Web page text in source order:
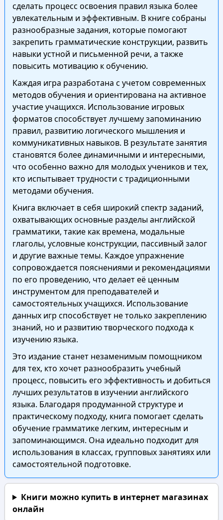
сделать процесс освоения правил языка более
увлекательным и эффективным. В книге собраны
разнообразные задания, которые помогают
закрепить грамматические конструкции, развить
навыки устной и письменной речи, а также
повысить мотивацию к обучению.
Каждая игра разработана с учетом современных
методов обучения и ориентирована на активное
участие учащихся. Использование игровых
форматов способствует лучшему запоминанию
правил, развитию логического мышления и
коммуникативных навыков. В результате занятия
становятся более динамичными и интересными,
что особенно важно для молодых учеников и тех,
кто испытывает трудности с традиционными
методами обучения.
Книга включает в себя широкий спектр заданий,
охватывающих основные разделы английской
грамматики, такие как времена, модальные
глаголы, условные конструкции, пассивный залог
и другие важные темы. Каждое упражнение
сопровождается пояснениями и рекомендациями
по его проведению, что делает её ценным
инструментом для преподавателей и
самостоятельных учащихся. Использование
данных игр способствует не только закреплению
знаний, но и развитию творческого подхода к
изучению языка.
Это издание станет незаменимым помощником
для тех, кто хочет разнообразить учебный
процесс, повысить его эффективность и добиться
лучших результатов в изучении английского
языка. Благодаря продуманной структуре и
практическому подходу, книга помогает сделать
обучение грамматике легким, интересным и
запоминающимся. Она идеально подходит для
использования в классах, групповых занятиях или
самостоятельной подготовке.
Книги можно купить в интернет магазинах
онлайн